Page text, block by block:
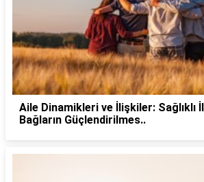
Aile Dinamikleri ve İlişkiler: Sağlıklı
Bağların Güçlendirilmes..